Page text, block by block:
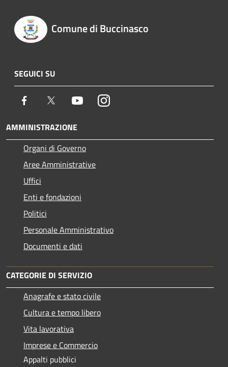
Comune di Buccinasco
SEGUICI SU
Facebook Twitter YoutubeInstagram
AMMINISTRAZIONE
Organi di Governo
Aree Amministrative
Uffici
Enti e fondazioni
Politici
Personale Amministrativo
Documenti e dati
CATEGORIE DI SERVIZIO
Anagrafe e stato civile
Cultura e tempo libero
Vita lavorativa
Imprese e Commercio
Appalti pubblici